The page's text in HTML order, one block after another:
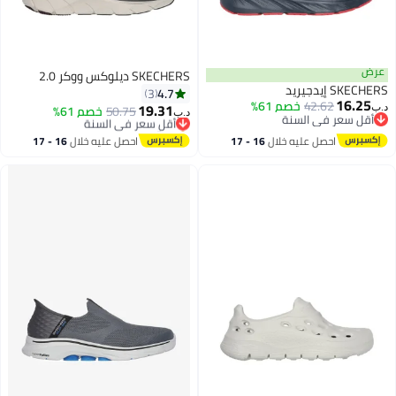
عرض
SKECHERS إيدجيريد
د.ب‏16.25
42.62خصم 61%
أقل سعر في السنة
أقل سعر في السنة
احصل عليه خلال 16 - 17
SKECHERS ديلوكس ووكر 2.0
4.7
3
د.ب‏19.31
50.75خصم 61%
أقل سعر في السنة
بتخلّص بسرعة
أقل سعر في السنة
احصل عليه خلال 16 - 17